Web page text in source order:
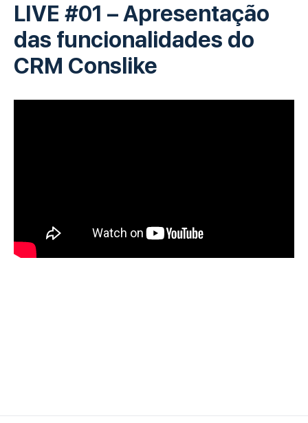
LIVE #01 – Apresentação
das funcionalidades do
CRM Conslike